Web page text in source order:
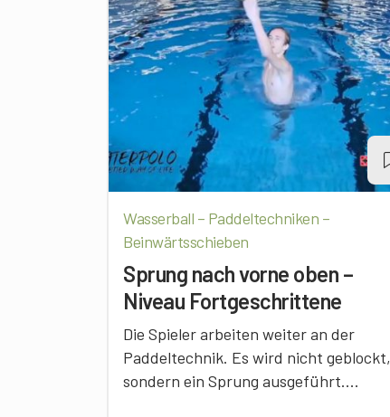
Wasserball – Paddeltechniken –
Beinwärtsschieben
Sprung nach vorne oben –
Niveau Fortgeschrittene
Die Spieler arbeiten weiter an der
Paddeltechnik. Es wird nicht geblockt,
sondern ein Sprung ausgeführt....